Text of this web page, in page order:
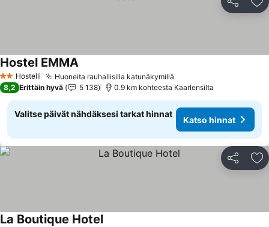
Jaa
2 Tähtiluokitus
Hostelli Huoneita rauhallisilla katunäkymillä
Hostel EMMA
8,2 Erittäin hyvä 5 138 0.9 km kohteesta Kaarlensilta
Valitse päivät nähdäksesi tarkat hinnat
Katso hinnat
Jaa
La Boutique Hotel